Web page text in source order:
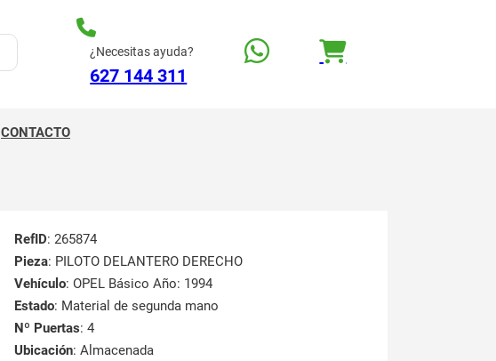
¿Necesitas ayuda?
627 144 311
CONTACTO
RefID: 265874
Pieza: PILOTO DELANTERO DERECHO
Vehículo: OPEL Básico Año: 1994
Estado: Material de segunda mano
Nº Puertas: 4
Ubicación: Almacenada